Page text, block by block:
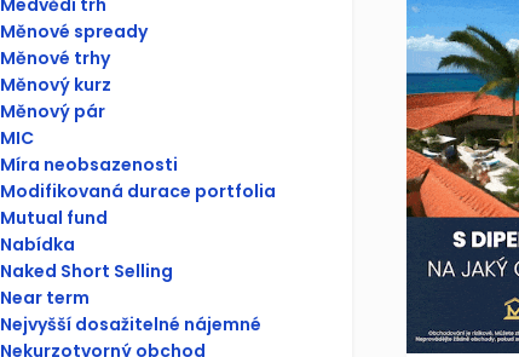
Měnové spready
Měnové trhy
Měnový kurz
Měnový pár
MIC
Míra neobsazenosti
Modifikovaná durace portfolia
Mutual fund
Nabídka
Naked Short Selling
Near term
Nejvyšší dosažitelné nájemné
Nekurzotvorný obchod